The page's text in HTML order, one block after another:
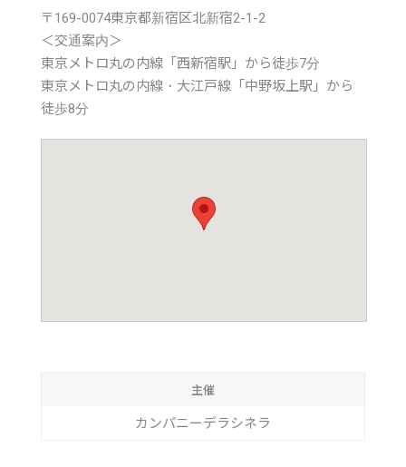
〒169-0074東京都新宿区北新宿2-1-2
＜交通案内＞
東京メトロ丸の内線「西新宿駅」から徒歩7分
東京メトロ丸の内線・大江戸線「中野坂上駅」から
徒歩8分
主催
カンパニーデラシネラ